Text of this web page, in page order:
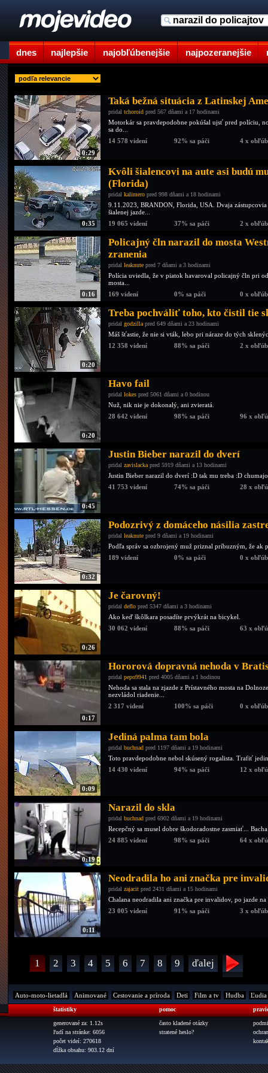
dnes najlepšie najobľúbenejšie najpozeranejšie
0:29
Taká bežná situácia z Latinskej
pridal tchoroid pred 567 dňami a 17 hodinami
Motorkár sa pravdepodobne pokúšal ujsť pred políciu,
sa do...
14 578 videní
92% sa páči 4 x
0:35
Kvôli šialencovi na aute asi budú
(Florida)
pridal kalimero pred 998 dňami a 18 hodinami
9.11.2023, BRANDON, Florida, USA. Dvaja
šialenej jazde...
19 065 videní
37% sa páči 2 x
0:16
Policajný čln narazil do mosta
zranenia
pridal leaknute pred 7 dňami a 3 hodinami
Polícia uviedla, že v piatok havaroval policajný čln pri
mosta...
169 videní
0% sa páči 0 x
0:20
Treba pochváliť toho, kto čistil tie
pridal godzilla pred 649 dňami a 23 hodinami
Máš šťastie, že nie si vták, lebo pri náraze do tých
12 358 videní
88% sa páči 2 x
0:20
Havo fail
pridal lokes pred 5061 dňami a 0 hodinou
Nuž, nik nie je dokonalý, ani zvieratá.
28 642 videní
98% sa páči 96 x
0:45
Justin Bieber narazil do dverí
pridal zavislacka pred 5919 dňami a 13 hodinami
Justin Bieber narazil do dverí :D tak mu treba :D
41 753 videní
74% sa páči 28 x
0:32
Podozrivý z domáceho násilia
pridal leaknute pred 9 dňami a 19 hodinami
Podľa správ sa ozbrojený muž priznal príbuzným, že ak
189 videní
0% sa páči 0 x
0:26
Je čarovný!
pridal deflo pred 5347 dňami a 3 hodinami
Ako keď škôlkara posadíte prvýkrát na bicykel.
30 062 videní
88% sa páči 63 x
0:17
Hororová dopravná nehoda v
pridal pepo9941 pred 4005 dňami a 1 hodinou
Nehoda sa stala na zjazde z Prístavného mosta na
nezvládol riadenie...
2 317 videní
100% sa páči 0 x
0:09
Jediná palma tam bola
pridal buchnad pred 1197 dňami a 19 hodinami
Toto pravdepodobne nebol skúsený rogalista. Trafiť
14 430 videní
94% sa páči 12 x
0:19
Narazil do skla
pridal buchnad pred 6902 dňami a 19 hodinami
Recepčný sa musel dobre škodoradostne zasmiať...
24 885 videní
98% sa páči 64 x
0:11
Neodradila ho ani značka pre
pridal zajacit pred 2431 dňami a 15 hodinami
Chalana neodradila ani značka pre invalidov, po jazde
23 005 videní
91% sa páči 3 x
1 2 3 4 5 6 7 8 9 ďalej
Auto-moto-lietadlá Animované Cestovanie a príroda Deti Film a tv Hudba Ľudia
štatistiky
generované za: 1.12s
ľudí na stránke: 6056
počet videí: 270618
dĺžka obsahu: 903.12 dní
pomoc
často kladené otázky
stratené heslo?